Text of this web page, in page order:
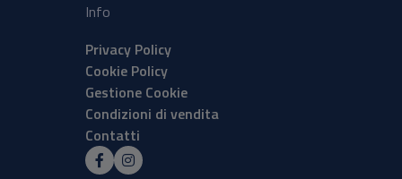
Info
Privacy Policy
Cookie Policy
Gestione Cookie
Condizioni di vendita
Contatti